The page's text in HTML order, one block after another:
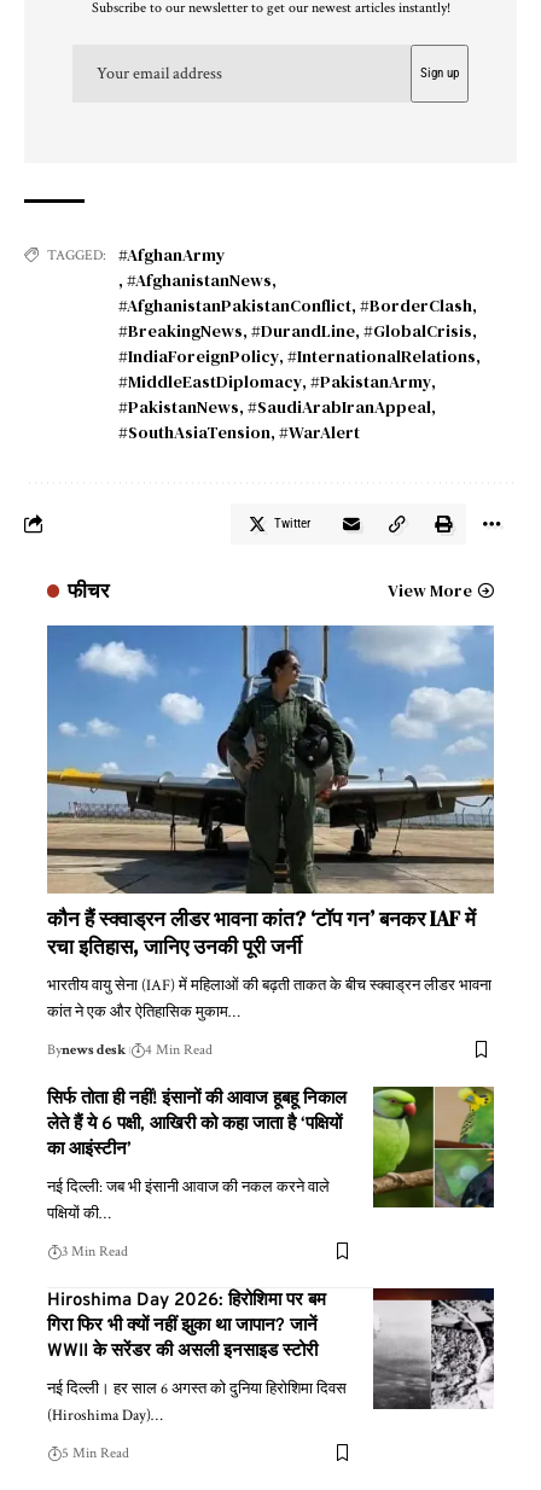
Subscribe to our newsletter to get our newest articles instantly!
TAGGED:
#AfghanArmy
, #AfghanistanNews,
#AfghanistanPakistanConflict, #BorderClash,
#BreakingNews, #DurandLine, #GlobalCrisis,
#IndiaForeignPolicy, #InternationalRelations,
#MiddleEastDiplomacy, #PakistanArmy,
#PakistanNews, #SaudiArabIranAppeal,
#SouthAsiaTension, #WarAlert
Twitter
फीचर View More
कौन हैं स्क्वाड्रन लीडर भावना कांत? ‘टॉप गन’ बनकर IAF में
रचा इतिहास, जानिए उनकी पूरी जर्नी
भारतीय वायु सेना (IAF) में महिलाओं की बढ़ती ताकत के बीच स्क्वाड्रन लीडर भावना
कांत ने एक और ऐतिहासिक मुकाम…
Bynews desk 4 Min Read
सिर्फ तोता ही नहीं! इंसानों की आवाज हूबहू निकाल
लेते हैं ये 6 पक्षी, आखिरी को कहा जाता है ‘पक्षियों
का आइंस्टीन’
नई दिल्ली: जब भी इंसानी आवाज की नकल करने वाले
पक्षियों की…
3 Min Read
Hiroshima Day 2026: हिरोशिमा पर बम
गिरा फिर भी क्यों नहीं झुका था जापान? जानें
WWII के सरेंडर की असली इनसाइड स्टोरी
नई दिल्ली। हर साल 6 अगस्त को दुनिया हिरोशिमा दिवस
(Hiroshima Day)…
5 Min Read